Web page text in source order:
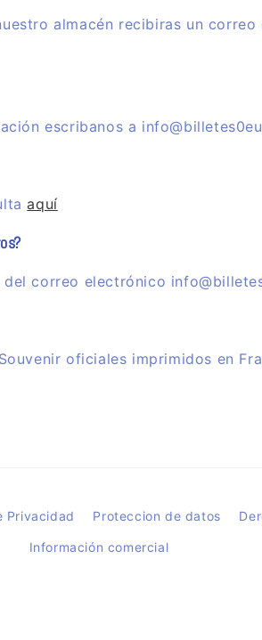
almacén recibiras un
escribanos a
aquí
correo electrónico
oficiales imprimidos en
Privacidad Proteccion de datos
Información comercial